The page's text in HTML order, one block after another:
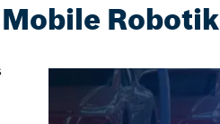
Robotik